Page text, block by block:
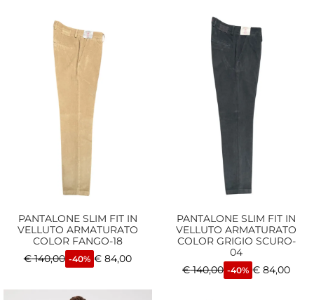
PANTALONE SLIM FIT IN
VELLUTO ARMATURATO
COLOR FANGO-18
€140,00 -40% €84,00
PANTALONE SLIM FIT IN
VELLUTO ARMATURATO
COLOR GRIGIO SCURO-
04
€140,00 -40% € 84,00